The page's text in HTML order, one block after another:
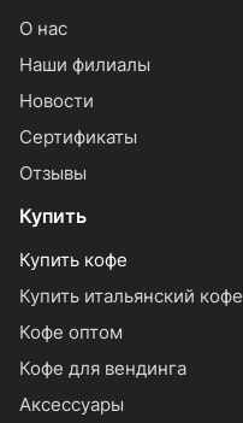
О нас
Наши филиалы
Новости
Сертификаты
Отзывы
Купить
Купить кофе
Купить итальянский кофе
Кофе оптом
Кофе для вендинга
Аксессуары